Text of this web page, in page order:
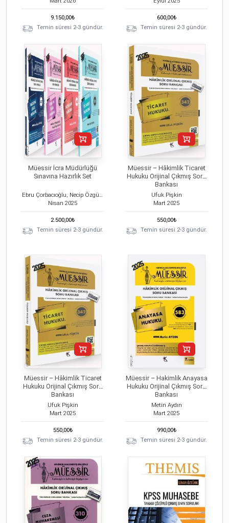
9.150,00₺
Temin süresi 2-3 gündür.
600,00₺
Temin süresi 2-3 gündür.
Müessir İcra Müdürlüğü
Sınavına Hazırlık Set
Nisan 2025
2.500,00₺
Temin süresi 2-3 gündür.
Müessir – Hâkimlik Ticaret
Hukuku Orijinal Çıkmış Soru
Bankası
Ufuk Pişkin
Mart 2025
550,00₺
Temin süresi 2-3 gündür.
Müessir – Hâkimlik Ticaret
Hukuku Orijinal Çıkmış Soru
Bankası
Ufuk Pişkin
Mart 2025
550,00₺
Temin süresi 2-3 gündür.
Müessir – Hakimlik Anayasa
Hukuku Orijinal Çıkmış Soru
Bankası
Metin Aydın
Mart 2025
990,00₺
Temin süresi 2-3 gündür.